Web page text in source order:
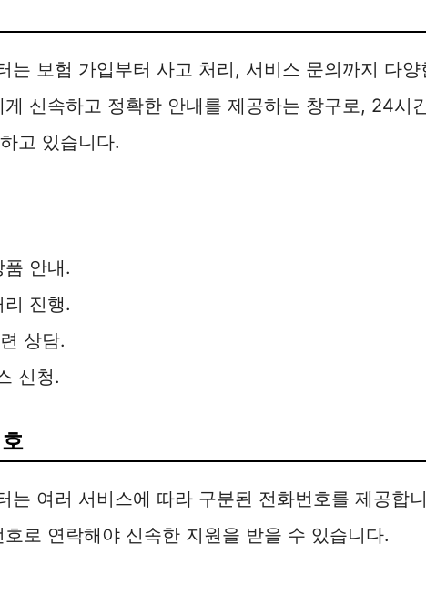
는 보험 가입부터 사고 처리, 서비스 문의까지 다양
신속하고 정확한 안내를 제공하는 창구로, 24시
고 있습니다.
품 안내.
진행.
상담.
신청.
는 여러 서비스에 따라 구분된 전화번호를 제공합
로 연락해야 신속한 지원을 받을 수 있습니다.